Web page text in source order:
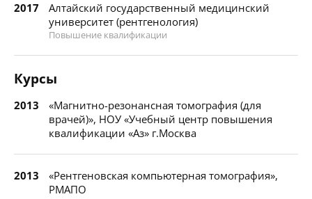
2017
Алтайский государственный медицинский
университет (рентгенология)
Повышение квалификации
Курсы
2013
«Магнитно-резонансная томография (для
врачей)», НОУ «Учебный центр повышения
квалификации «Аз» г.Москва
2013
«Рентгеновская компьютерная томография»,
РМАПО